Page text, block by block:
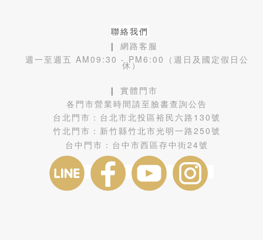
聯絡我們
❙ 網路客服
週一至週五 AM09:30 - PM6:00（週日及國定假日公
休）
❙ 實體門市
各門市營業時間請至臉書查詢公告
台北門市： 台北市北投區裕民六路130號
竹北門市： 新竹縣竹北市光明一路250號
台中門市： 台中市西區存中街24號